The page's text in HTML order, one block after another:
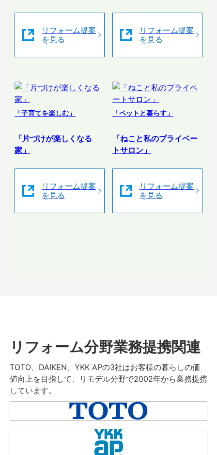
リフォーム提案
を見る
リフォーム提案
を見る
「子育てを楽しむ」
「片づけが楽しくなる
家」
リフォーム提案
を見る
「ペットと暮らす」
「ねこと私のプライベー
トサロン」
リフォーム提案
を見る
リフォーム分野業務提携関連
TOTO、DAIKEN、YKK APの3社はお客様の暮らしの価
値向上を目指して、リモデル分野で2002年から業務提携
しています。